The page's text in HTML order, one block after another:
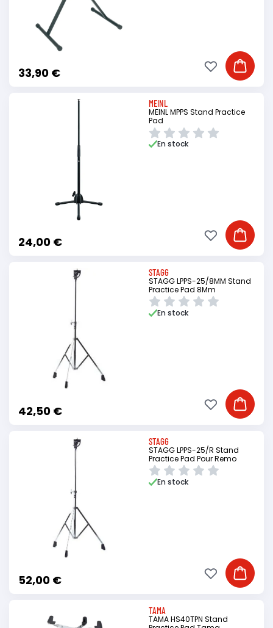
33,90 € Ajouter
Ajouter à ma
MEINL
MEINL MPPS Stand Practice
Pad
24,00 €
En stock
Ajouter
Ajouter à ma
STAGG
STAGG LPPS-25/8MM Stand
Practice Pad 8Mm
42,50 €
En stock
Ajouter
Ajouter à ma
STAGG
STAGG LPPS-25/R Stand
Practice Pad Pour Remo
52,00 €
En stock
Ajouter
Ajouter à ma
TAMA
TAMA HS40TPN Stand